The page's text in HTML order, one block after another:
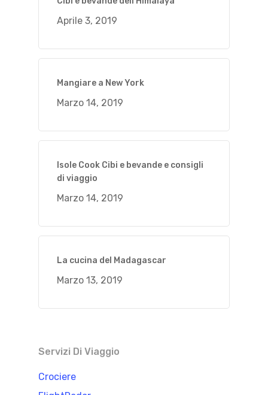
Aprile 3, 2019
Mangiare a New York
Marzo 14, 2019
Isole Cook Cibi e bevande e consigli
di viaggio
Marzo 14, 2019
La cucina del Madagascar
Marzo 13, 2019
Servizi Di Viaggio
Crociere